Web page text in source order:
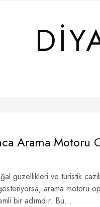
Arama Motoru
güzellikleri ve turistik
arama motoru
bir adımdır. Bu...